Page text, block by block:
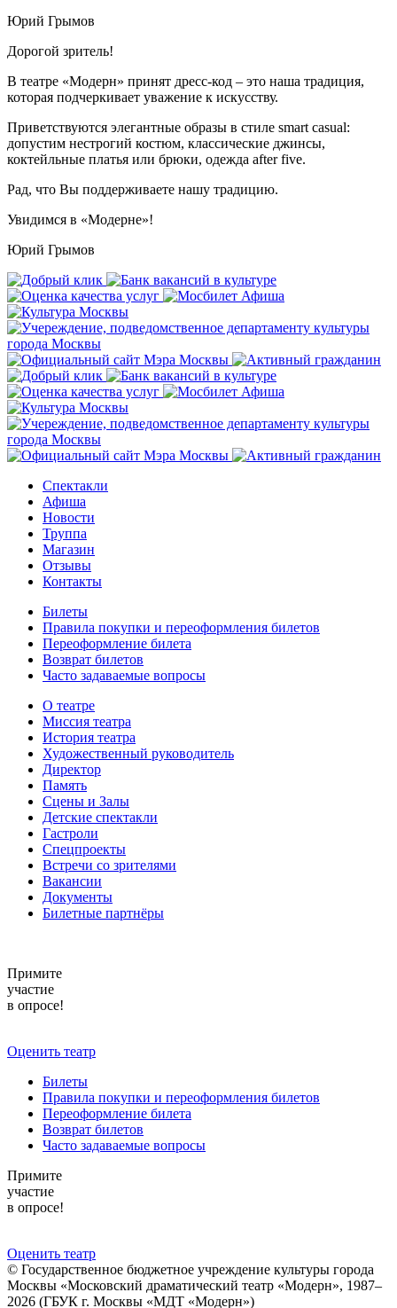
Юрий Грымов
Дорогой зритель!
В театре «Модерн» принят дресс-код – это наша традиция,
которая подчеркивает уважение к искусству.
Приветствуются элегантные образы в стиле smart casual:
допустим нестрогий костюм, классические джинсы,
коктейльные платья или брюки, одежда after five.
Рад, что Вы поддерживаете нашу традицию.
Увидимся в «Модерне»!
Юрий Грымов
Спектакли
Афиша
Новости
Труппа
Магазин
Отзывы
Контакты
Билеты
Правила покупки и переоформления билетов
Переоформление билета
Возврат билетов
Часто задаваемые вопросы
О театре
Миссия театра
История театра
Художественный руководитель
Директор
Память
Сцены и Залы
Детские спектакли
Гастроли
Спецпроекты
Встречи со зрителями
Вакансии
Документы
Билетные партнёры
Примите
участие
в опросе!
Оценить театр
Билеты
Правила покупки и переоформления билетов
Переоформление билета
Возврат билетов
Часто задаваемые вопросы
Примите
участие
в опросе!
Оценить театр
© Государственное бюджетное учреждение культуры города
Москвы «Московский драматический театр «Модерн», 1987–
2026 (ГБУК г. Москвы «МДТ «Модерн»)